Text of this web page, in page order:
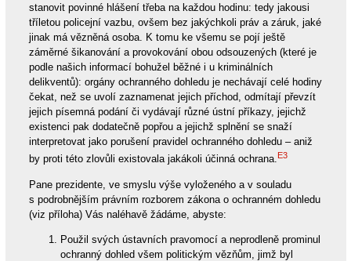
stanovit povinné hlášení třeba na každou hodinu: tedy jakousi
tříletou policejní vazbu, ovšem bez jakýchkoli práv a záruk, jaké
jinak má vězněná osoba. K tomu ke všemu se pojí ještě
záměrné šikanování a provokování obou odsouzených (které je
podle našich informací bohužel běžné i u kriminálních
delikventů): orgány ochranného dohledu je nechávají celé hodiny
čekat, než se uvolí zaznamenat jejich příchod, odmítají převzít
jejich písemná podání či vydávají různé ústní příkazy, jejichž
existenci pak dodatečně popřou a jejichž splnění se snaží
interpretovat jako porušení pravidel ochranného dohledu – aniž
by proti této zlovůli existovala jakákoli účinná ochrana. E3
Pane prezidente, ve smyslu výše vyloženého a v souladu
s podrobnějším právním rozborem zákona o ochranném dohledu
(viz příloha) Vás naléhavě žádáme, abyste:
Použil svých ústavních pravomocí a neprodleně prominul
ochranný dohled všem politickým vězňům, jimž byl